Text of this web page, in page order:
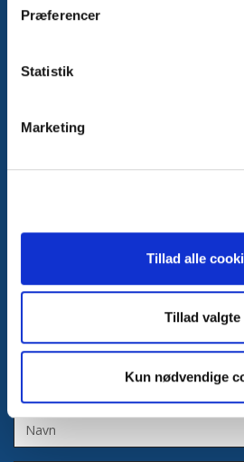
Præferencer
Statistik
Marketing
Tillad alle
Tillad valgte
Kun nødvendige
og har været brancheorganisationen
CVR-nr. 20370238
Børsen, 1217 København K
Persondatapolitik
Navn